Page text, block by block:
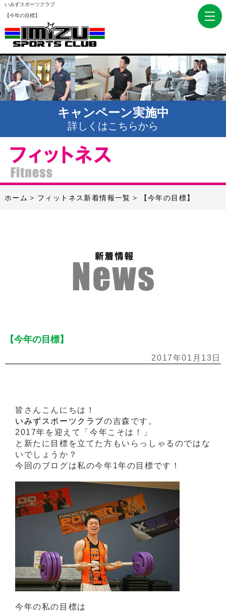
いみずスポーツクラブ
【今年の目標】
キャンペーン実施中
詳しくはこちらから
ホーム フィットネス新着情報一覧 【今年の目標】
【今年の目標】
2017年01月13日
皆さんこんにちは！
いみずスポーツクラブの吉森です。
2017年を迎えて「今年こそは！」
と新たに目標を立てた方もいらっしゃるのではな
いでしょうか？
今回のブログは私の今年1年の目標です！
今年の私の目標は